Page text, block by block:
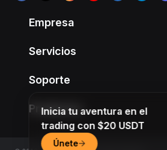
Empresa
Servicios
Soporte
Productos
Inicia tu aventura en el
trading con $20 USDT
Únete